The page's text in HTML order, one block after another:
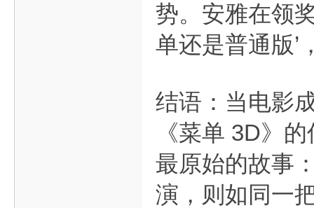
势。安雅在领
单还是普通版’
结语：当电影
《菜单 3D》
最原始的故事
演，则如同一